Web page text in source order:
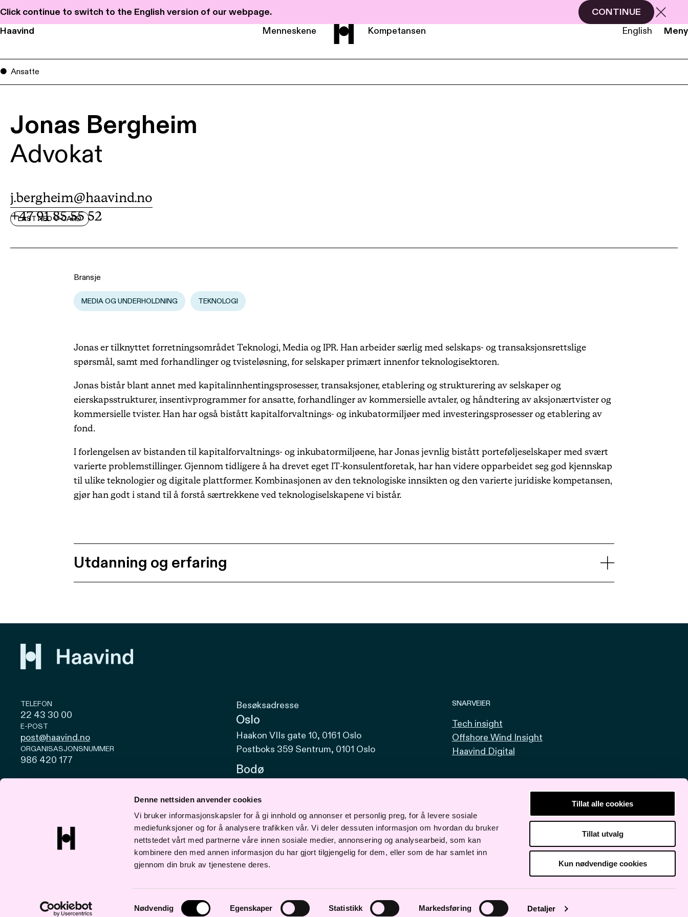
Denne nettsiden anvender cookies
Vi bruker informasjonskapsler for å gi innhold og annonser et personlig preg, for å levere sosiale
mediefunksjoner og for å analysere trafikken vår. Vi deler dessuten informasjon om hvordan du bruker
nettstedet vårt med partnerne våre innen sosiale medier, annonsering og analysearbeid, som kan
kombinere den med annen informasjon du har gjort tilgjengelig for dem, eller som de har samlet inn
gjennom din bruk av tjenestene deres.
Samtykkevalg
Nødvendig Egenskaper Statistikk Markedsføring Detaljer
Tillat alle cookies
Tillat utvalg
Kun nødvendige cookies
Click continue to switch to the English version of our webpage.
CONTINUE
Haavind
Menneskene Kompetansen English Meny
Karriere
Haavind Svalbard
Haavind Tech Insight
Ansatte
Jonas Bergheim
Advokat
j.bergheim@haavind.no
+47 91 85 55 52
LAST NED V-CARD
Bransje
MEDIA OG UNDERHOLDNING TEKNOLOGI
Jonas er tilknyttet forretningsområdet Teknologi, Media og IPR. Han arbeider særlig med selskaps- og transaksjonsrettslige
spørsmål, samt med forhandlinger og tvisteløsning, for selskaper primært innenfor teknologisektoren.
Jonas bistår blant annet med kapitalinnhentingsprosesser, transaksjoner, etablering og strukturering av selskaper og
eierskapsstrukturer, insentivprogrammer for ansatte, forhandlinger av kommersielle avtaler, og håndtering av aksjonærtvister og
kommersielle tvister. Han har også bistått kapitalforvaltnings- og inkubatormiljøer med investeringsprosesser og etablering av
fond.
I forlengelsen av bistanden til kapitalforvaltnings- og inkubatormiljøene, har Jonas jevnlig bistått porteføljeselskaper med svært
varierte problemstillinger. Gjennom tidligere å ha drevet eget IT-konsulentforetak, har han videre opparbeidet seg god kjennskap
til ulike teknologier og digitale plattformer. Kombinasjonen av den teknologiske innsikten og den varierte juridiske kompetansen,
gjør han godt i stand til å forstå særtrekkene ved teknologiselskapene vi bistår.
Utdanning og erfaring
TELEFON
22 43 30 00
E-POST
post@haavind.no
ORGANISASJONSNUMMER
986 420 177
Besøksadresse
Oslo
Haakon VIIs gate 10, 0161 Oslo
Postboks 359 Sentrum, 0101 Oslo
Bodø
Bergen
Vaskerelven 39, 5014 Bergen
Svalbard
Vei 610, Nr. 1. (Materiallageret) 9170
Longyearbyen
SNARVEIER
Tech insight
Offshore Wind Insight
Haavind Digital